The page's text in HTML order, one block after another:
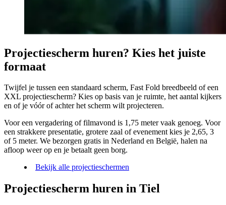
Projectiescherm huren? Kies het juiste
formaat
Twijfel je tussen een standaard scherm, Fast Fold breedbeeld of een
XXL projectiescherm? Kies op basis van je ruimte, het aantal kijkers
en of je vóór of achter het scherm wilt projecteren.
Voor een vergadering of filmavond is 1,75 meter vaak genoeg. Voor
een strakkere presentatie, grotere zaal of evenement kies je 2,65, 3
of 5 meter. We bezorgen gratis in Nederland en België, halen na
afloop weer op en je betaalt geen borg.
Bekijk alle projectieschermen
Projectiescherm huren in Tiel